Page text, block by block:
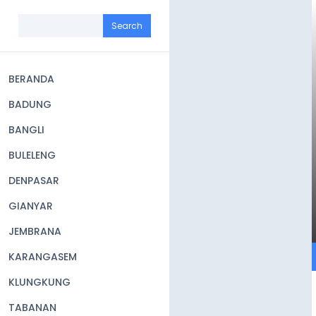
navigation
BERANDA
BADUNG
BANGLI
BULELENG
DENPASAR
GIANYAR
JEMBRANA
KARANGASEM
KLUNGKUNG
TABANAN